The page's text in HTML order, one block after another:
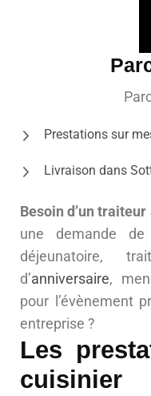
Prestations sur
Livraison dans
Besoin d’un
une demande de
déjeunatoire,
d’anniversaire,
pour l’évènement
entreprise ?
Les